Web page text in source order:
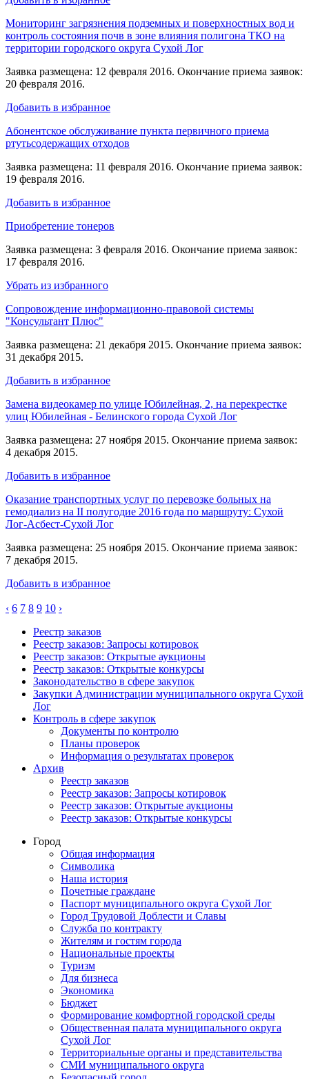
Мониторинг загрязнения подземных и поверхностных вод и
контроль состояния почв в зоне влияния полигона ТКО на
территории городского округа Сухой Лог
Заявка размещена: 12 февраля 2016. Окончание приема заявок:
20 февраля 2016.
Добавить в избранное
Абонентское обслуживание пункта первичного приема
ртутьсодержащих отходов
Заявка размещена: 11 февраля 2016. Окончание приема заявок:
19 февраля 2016.
Добавить в избранное
Приобретение тонеров
Заявка размещена: 3 февраля 2016. Окончание приема заявок:
17 февраля 2016.
Убрать из избранного
Сопровождение информационно-правовой системы
"Консультант Плюс"
Заявка размещена: 21 декабря 2015. Окончание приема заявок:
31 декабря 2015.
Добавить в избранное
Замена видеокамер по улице Юбилейная, 2, на перекрестке
улиц Юбилейная - Белинского города Сухой Лог
Заявка размещена: 27 ноября 2015. Окончание приема заявок:
4 декабря 2015.
Добавить в избранное
Оказание транспортных услуг по перевозке больных на
гемодиализ на II полугодие 2016 года по маршруту: Сухой
Лог-Асбест-Сухой Лог
Заявка размещена: 25 ноября 2015. Окончание приема заявок:
7 декабря 2015.
Добавить в избранное
‹ 6 7 8 9 10 ›
Реестр заказов
Реестр заказов: Запросы котировок
Реестр заказов: Открытые аукционы
Реестр заказов: Открытые конкурсы
Законодательство в сфере закупок
Закупки Администрации муниципального округа Сухой
Лог
Контроль в сфере закупок
Документы по контролю
Планы проверок
Информация о результатах проверок
Архив
Реестр заказов
Реестр заказов: Запросы котировок
Реестр заказов: Открытые аукционы
Реестр заказов: Открытые конкурсы
Город
Общая информация
Символика
Наша история
Почетные граждане
Паспорт муниципального округа Сухой Лог
Город Трудовой Доблести и Славы
Служба по контракту
Жителям и гостям города
Национальные проекты
Туризм
Для бизнеса
Экономика
Бюджет
Формирование комфортной городской среды
Общественная палата муниципального округа
Сухой Лог
Территориальные органы и представительства
СМИ муниципального округа